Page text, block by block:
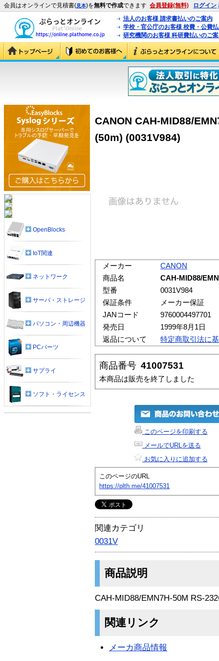
会員はオンラインで見積書(見本)を無料で作成できます 会員登録(無料) ログイン
法人のお客様 請求書払いのご案内
学校・官公庁のお客様 校費・公費
研究機関のお客様 科研費払いのご
CANON CAH-MID88/
(50m) (0031V984)
メーカー
CANON
商品名
CAH-MID88/
型番
0031V984
保証条件
メーカー保証
JANコード
9760004497701
発売日
1999年8月1日
返品について
特定商取引法に
商品番号 41007531
本商品は販売を終了しました
このページを印刷する
メールでURLを送る
お気に入りに追加する
このページのURL
https://plth.me/41007531
関連カテゴリ
0031V
商品説明
CAH-MID88/EMN7H-50M RS-
関連リンク
メーカ商品情報
OpenBlocks
IoT関連
ネットワーク
サーバ・ストレージ
パソコン・周辺機器
PCパーツ
サプライ
ソフト・ライセンス